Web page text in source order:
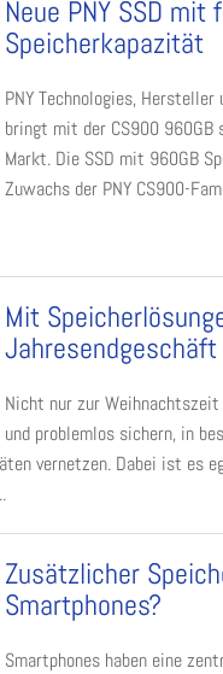
Neue PNY SSD
Speicherkapazität
PNY Technologies, Hersteller
bringt mit der CS900 960GB
Markt. Die SSD mit 960GB
Zuwachs der PNY CS900-
Mit
Jahresendgeschäft
Nicht nur zur
und problemlos sichern, in
vernetzen. Dabei ist es
Zusätzlicher
Smartphones?
Smartphones haben eine